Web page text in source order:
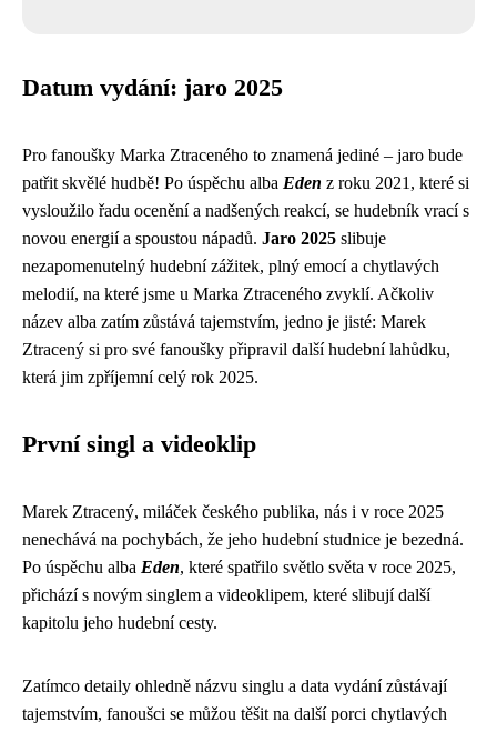
Datum vydání: jaro 2025
Pro fanoušky Marka Ztraceného to znamená jediné – jaro bude
patřit skvělé hudbě! Po úspěchu alba Eden z roku 2021, které si
vysloužilo řadu ocenění a nadšených reakcí, se hudebník vrací s
novou energií a spoustou nápadů. Jaro 2025 slibuje
nezapomenutelný hudební zážitek, plný emocí a chytlavých
melodií, na které jsme u Marka Ztraceného zvyklí. Ačkoliv
název alba zatím zůstává tajemstvím, jedno je jisté: Marek
Ztracený si pro své fanoušky připravil další hudební lahůdku,
která jim zpříjemní celý rok 2025.
První singl a videoklip
Marek Ztracený, miláček českého publika, nás i v roce 2025
nenechává na pochybách, že jeho hudební studnice je bezedná.
Po úspěchu alba Eden, které spatřilo světlo světa v roce 2025,
přichází s novým singlem a videoklipem, které slibují další
kapitolu jeho hudební cesty.
Zatímco detaily ohledně názvu singlu a data vydání zůstávají
tajemstvím, fanoušci se můžou těšit na další porci chytlavých